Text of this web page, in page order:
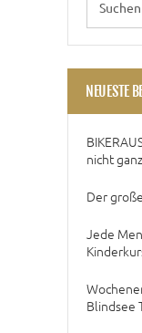
NEUESTE
nicht
Der
Jede
Blindsee